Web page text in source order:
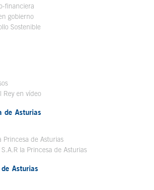
financiera
gobierno
Sostenible
Rey en vídeo
de Asturias
Princesa de Asturias
la Princesa de Asturias
Asturias